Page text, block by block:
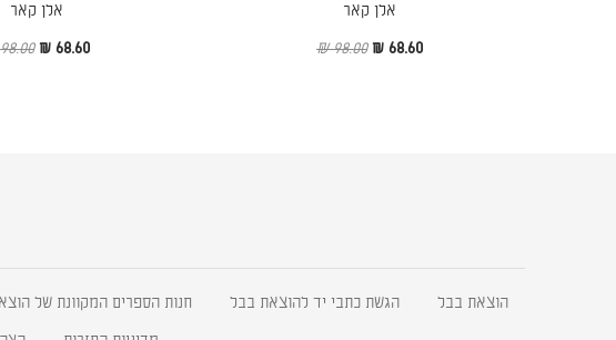
אלן קאר
68.60 ₪
98.00 ₪
אלן קאר
68.60 ₪
98.00 ₪
הוצאת בבל הגשת כתבי יד להוצאת בבל חנות הספרים המקוונת של